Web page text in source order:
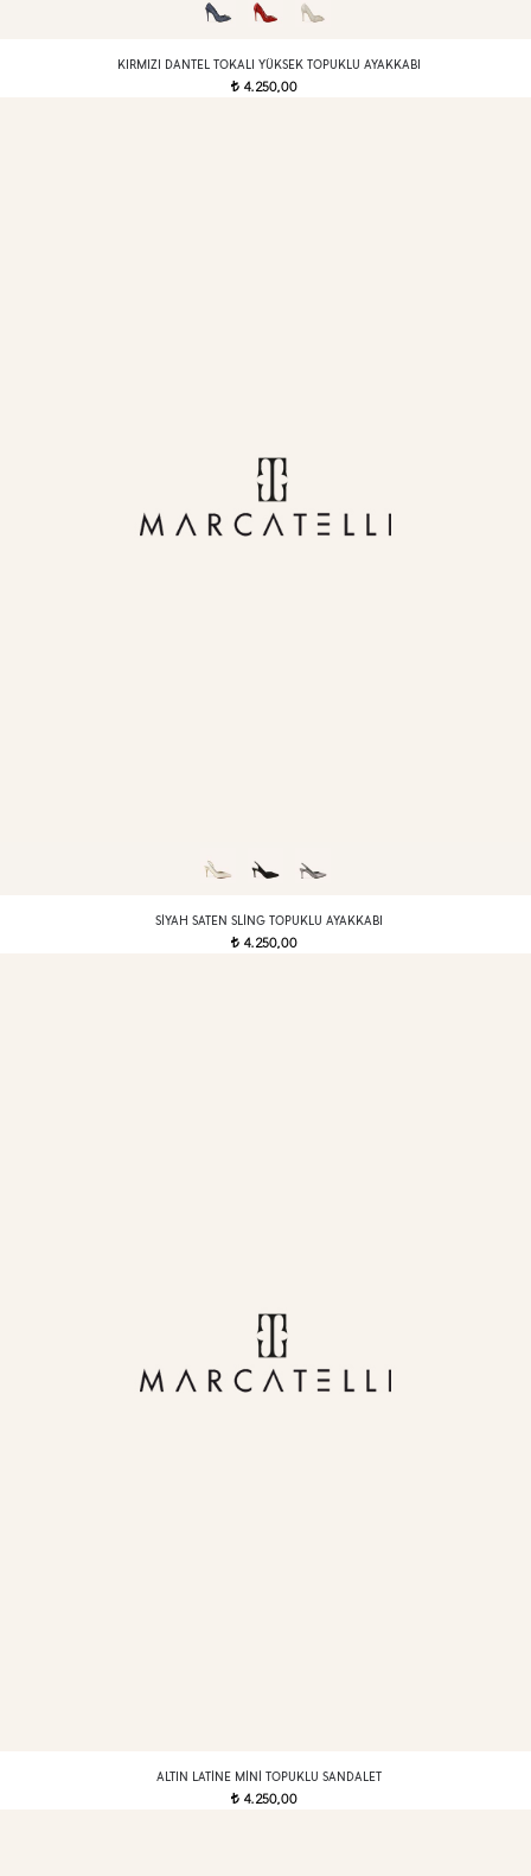
KIRMIZI DANTEL TOKALI YÜKSEK TOPUKLU AYAKKABI
t 4.250,00
SIYAH SATEN SLING TOPUKLU AYAKKABI
t 4.250,00
ALTIN LATINE MINI TOPUKLU SANDALET
t 4.250,00